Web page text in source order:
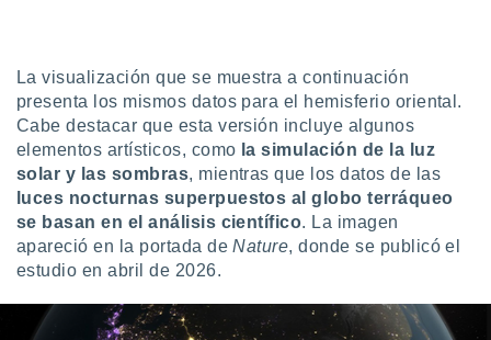
de
un
o acceder
datos
perfiles
La visualización que se muestra a continuación
presenta los mismos datos para el hemisferio oriental.
Cabe destacar que esta versión incluye algunos
elementos artísticos, como la simulación de la luz
solar y las sombras, mientras que los datos de las
luces nocturnas superpuestos al globo terráqueo
se basan en el análisis científico. La imagen
apareció en la portada de Nature, donde se publicó el
estudio en abril de 2026.